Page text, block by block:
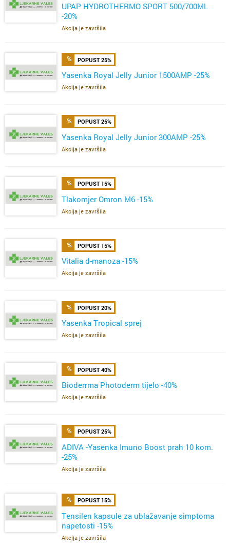
UPAP HYDROTHERMO SPORT 500/700ML
-20%
Akcija je završila
POPUST 25%
Yasenka Royal Jelly Junior 1500AMP -25%
Akcija je završila
POPUST 25%
Yasenka Royal Jelly Junior 300AMP -25%
Akcija je završila
POPUST 15%
Tlakomjer Omron M6 -15%
Akcija je završila
POPUST 15%
Vitalia d-manoza -15%
Akcija je završila
POPUST 20%
Yasenka Tropical sprej
Akcija je završila
POPUST 40%
Bioderrma Photoderm tijelo -40%
Akcija je završila
POPUST 25%
ADIVA -Yasenka Imuno Boost prah 10 kom.
-25%
Akcija je završila
POPUST 15%
Tensilen kapsule za ublažavanje simptoma
napetosti -15%
Akcija je završila